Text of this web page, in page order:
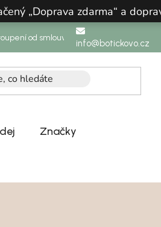
„Doprava zdarma“ a
od smlouvy info@botickovo.cz
Značky